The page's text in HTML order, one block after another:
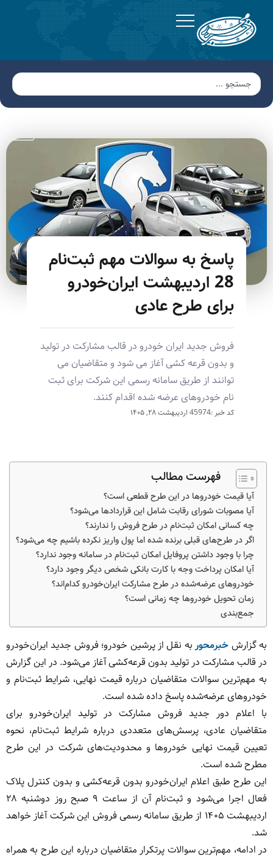
پاسخ به سوالات مهم ثبت‌نام
28 اردیبهشت ایران‌خودرو
برای طرح عادی
فروش جدید ایران خودرو در قالب مشارکت در تولید
و بدون قرعه کشی آغاز می شود و متقاضیان می
توانند از طریق سامانه رسمی این شرکت برای ثبت
نام خودروهای عرضه شده اقدام کنند.
کد خبر :45974 اردیبهشت ۲۸, ۱۴۰۵
فهرست مطالب
آیا قیمت خودروها در این طرح قطعی است؟
آیا مصوبات شورای رقابت شامل این قراردادها می‌شود؟
چه کسانی امکان ثبت‌نام در طرح فروش را ندارند؟
اگر در طرح‌های قبلی برنده شده اما پول واریز نکرده باشیم چه می‌شود؟
چرا با وجود داشتن پروفایل امکان ثبت‌نام در سامانه وجود ندارد؟
آیا امکان پرداخت وجه با کارت بانکی شخص دیگر وجود دارد؟
خودروهای عرضه‌شده در طرح مشارکت ایران‌خودرو کدام‌اند؟
زمان تحویل خودروها چه زمانی است؟
جمع‌بندی
به گزارش خبرمحور به نقل از پرشین خودرو؛ فروش جدید ایران‌خودرو
در قالب مشارکت در تولید بدون قرعه‌کشی آغاز می‌شود. در این گزارش
به مهم‌ترین سوالات متقاضیان درباره قیمت نهایی، شرایط ثبت‌نام و
خودروهای عرضه‌شده پاسخ داده شده است.
با اعلام دور جدید فروش مشارکت در تولید ایران‌خودرو برای
متقاضیان عادی، پرسش‌های متعددی درباره شرایط ثبت‌نام، نحوه
تعیین قیمت نهایی خودروها و محدودیت‌های شرکت در این طرح
مطرح شده است.
این طرح طبق اعلام ایران‌خودرو بدون قرعه‌کشی و بدون کنترل پلاک
فعال اجرا می‌شود و ثبت‌نام آن از ساعت ۹ صبح روز دوشنبه ۲۸
اردیبهشت ۱۴۰۵ از طریق سامانه رسمی فروش این شرکت آغاز خواهد
شد.
در ادامه، مهم‌ترین سوالات پرتکرار متقاضیان درباره این طرح به همراه